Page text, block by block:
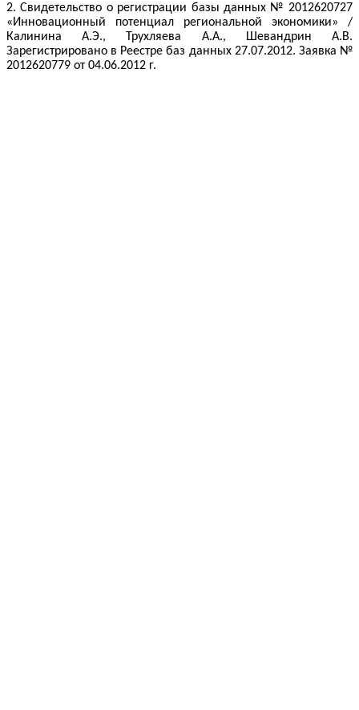
2. Свидетельство о регистрации базы данных № 2012620727
«Инновационный потенциал региональной экономики» /
Калинина А.Э., Трухляева А.А., Шевандрин А.В.
Зарегистрировано в Реестре баз данных 27.07.2012. Заявка №
2012620779 от 04.06.2012 г.